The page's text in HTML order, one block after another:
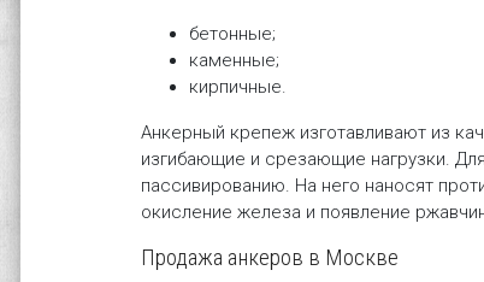
бетонные;
каменные;
кирпичные.
Анкерный крепеж изготавливают из
изгибающие и срезающие нагрузки.
пассивированию. На него наносят
окисление железа и появление
Продажа анкеров в Москве